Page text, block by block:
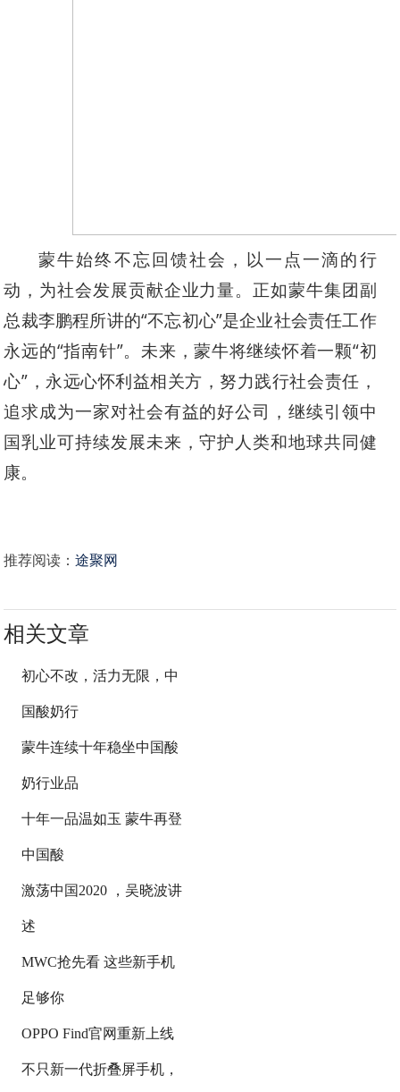
蒙牛始终不忘回馈社会，以一点一滴的行
动，为社会发展贡献企业力量。正如蒙牛集团副
总裁李鹏程所讲的“不忘初心”是企业社会责任工作
永远的“指南针”。未来，蒙牛将继续怀着一颗“初
心”，永远心怀利益相关方，努力践行社会责任，
追求成为一家对社会有益的好公司，继续引领中
国乳业可持续发展未来，守护人类和地球共同健
康。
推荐阅读：途聚网
相关文章
初心不改，活力无限，中
国酸奶行
蒙牛连续十年稳坐中国酸
奶行业品
十年一品温如玉 蒙牛再登
中国酸
激荡中国2020 ，吴晓波讲
述
MWC抢先看 这些新手机
足够你
OPPO Find官网重新上线
不只新一代折叠屏手机，